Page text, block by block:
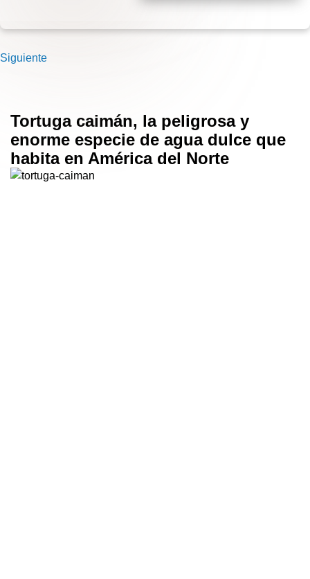
Siguiente
Tortuga caimán, la peligrosa y
enorme especie de agua dulce que
habita en América del Norte